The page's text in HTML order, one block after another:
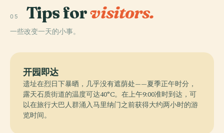
05 Tips forvisitors.
一些改变一天的小事。
开园即达
遗址在烈日下暴晒，几乎没有遮荫处——夏季正午时分，
露天石质街道的温度可达40°C。在上午9:00准时到达，可
以在旅行大巴人群涌入马里纳门之前获得大约两小时的游
览时间。